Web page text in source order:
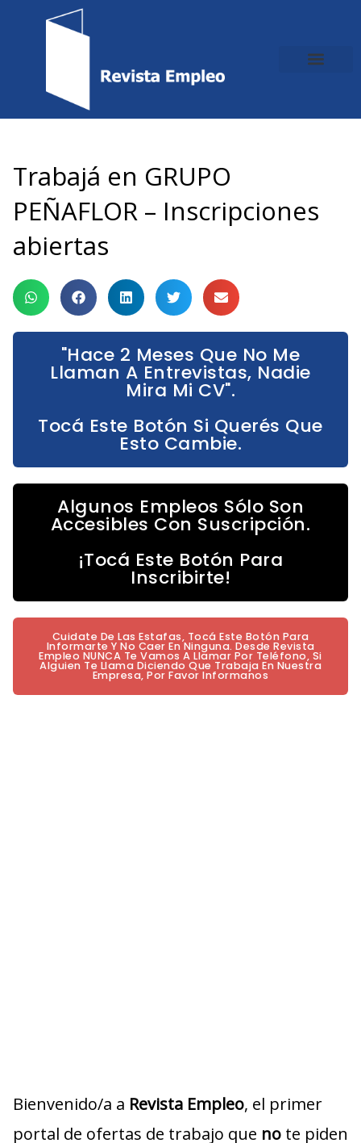
Trabajá en GRUPO
PEÑAFLOR – Inscripciones
abiertas
"Hace 2 Meses Que No Me
Llaman A Entrevistas, Nadie
Mira Mi CV".
Tocá Este Botón Si Querés Que
Esto Cambie.
Algunos Empleos Sólo Son
Accesibles Con Suscripción.
¡Tocá Este Botón Para
Inscribirte!
Cuidate De Las Estafas, Tocá Este Botón Para
Informarte Y No Caer En Ninguna. Desde Revista
Empleo NUNCA Te Vamos A Llamar Por Teléfono, Si
Alguien Te Llama Diciendo Que Trabaja En Nuestra
Empresa, Por Favor Informanos
Bienvenido/a a Revista Empleo, el primer
portal de ofertas de trabajo que no te piden